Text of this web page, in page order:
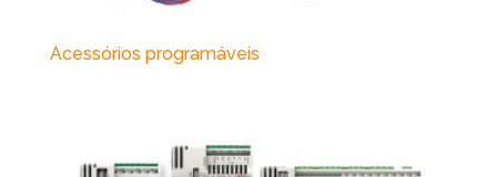
Acessórios programáveis